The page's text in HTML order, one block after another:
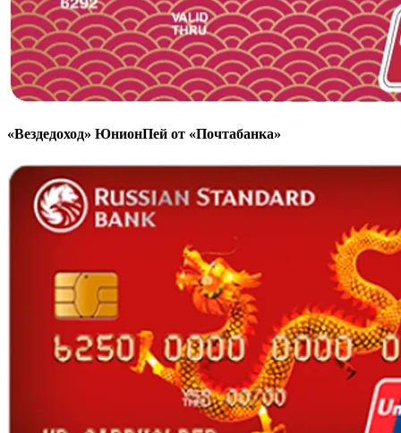
«Вездедоход» ЮнионПей от «Почтабанка»